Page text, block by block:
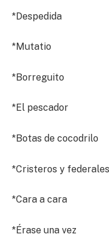
*Despedida
*Mutatio
*Borreguito
*El pescador
*Botas de cocodrilo
*Cristeros y federales
*Cara a cara
*Érase una vez